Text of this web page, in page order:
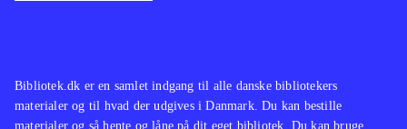
Bibliotek.dk er en samlet indgang til alle danske bibliotekers
materialer og til hvad der udgives i Danmark. Du kan bestille
materialer og så hente og låne på dit eget bibliotek. Du kan bruge